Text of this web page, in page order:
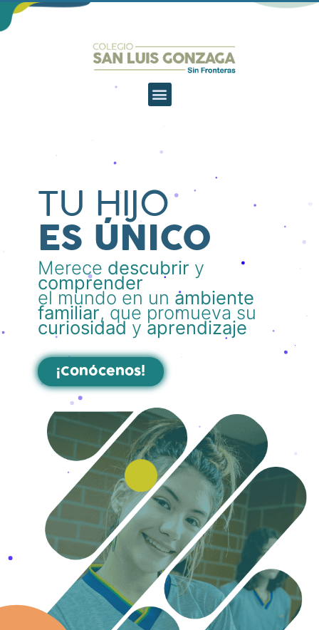
TU HIJO
ES ÚNICO
Merece descubrir y
comprender
el mundo en un ambiente
familiar, que promueva su
curiosidad y aprendizaje
¡Conócenos!